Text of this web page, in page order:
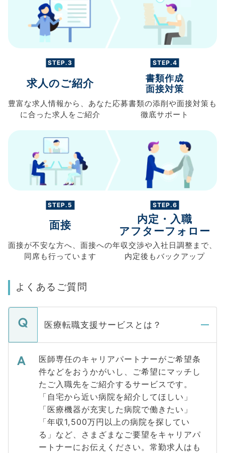
STEP.3
求人のご紹介
豊富な求人情報から、 あなた
に合った求人を ご紹介
STEP.4
書類作成
面接対策
応募書類の添削や面接対策も
徹底サポート
STEP.5
面接
面接が不安な方へ、 面接への
同席も行っています
STEP.6
内定・入職
アフターフォロー
年収交渉や入社日調整まで、
内定後もバックアップ
よくあるご質問
医療転職支援サービスとは？
医師専任のキャリアパートナーがご希望条
件などをおうかがいし、ご希望にマッチし
たご入職先をご紹介するサービスです。
「自宅から近い病院を紹介してほしい」
「医療機器が充実した病院で働きたい」
「年収1,500万円以上の病院を探してい
る」など、さまざまなご要望をキャリアパ
ートナーにお伝えください。常勤求人はも